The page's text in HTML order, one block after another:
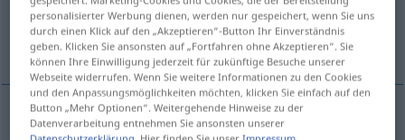
ocasião, oportunidade
ocasiãof Gelegenheit
personalisierter Werbung dienen, werden nur gespeichert, wenn Sie uns
durch einen Klick auf den „Akzeptieren“-Button Ihr Einverständnis
geben. Klicken Sie ansonsten auf „Fortfahren ohne Akzeptieren“. Sie
können Ihre Einwilligung jederzeit für zukünftige Besuche unserer
Webseite widerrufen. Wenn Sie weitere Informationen zu den Cookies
und den Anpassungsmöglichkeiten möchten, klicken Sie einfach auf den
Button „Mehr Optionen“. Weitergehende Hinweise zu der
Datenverarbeitung entnehmen Sie ansonsten unserer